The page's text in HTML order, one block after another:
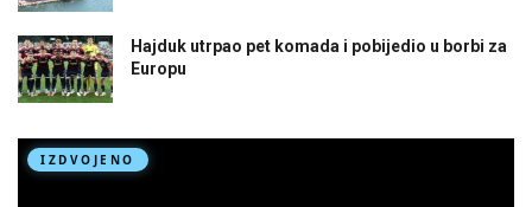
Hajduk utrpao pet komada i pobijedio u borbi za
Europu